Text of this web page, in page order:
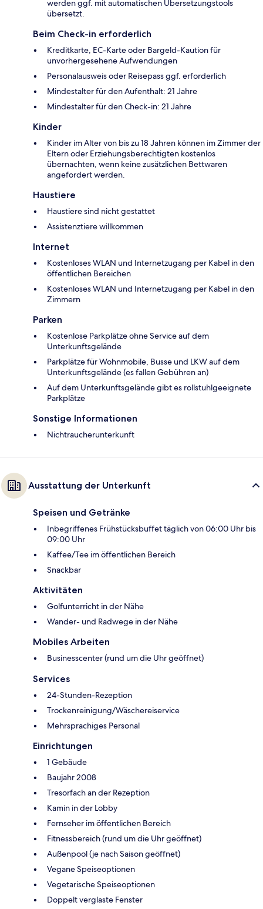
werden ggf. mit automatischen Übersetzungstools
übersetzt.
Beim Check-in erforderlich
Kreditkarte, EC-Karte oder Bargeld-Kaution für
unvorhergesehene Aufwendungen
Personalausweis oder Reisepass ggf. erforderlich
Mindestalter für den Aufenthalt: 21 Jahre
Mindestalter für den Check-in: 21 Jahre
Kinder
Kinder im Alter von bis zu 18 Jahren können im Zimmer der
Eltern oder Erziehungsberechtigten kostenlos
übernachten, wenn keine zusätzlichen Bettwaren
angefordert werden.
Haustiere
Haustiere sind nicht gestattet
Assistenztiere willkommen
Internet
Kostenloses WLAN und Internetzugang per Kabel in den
öffentlichen Bereichen
Kostenloses WLAN und Internetzugang per Kabel in den
Zimmern
Parken
Kostenlose Parkplätze ohne Service auf dem
Unterkunftsgelände
Parkplätze für Wohnmobile, Busse und LKW auf dem
Unterkunftsgelände (es fallen Gebühren an)
Auf dem Unterkunftsgelände gibt es rollstuhlgeeignete
Parkplätze
Sonstige Informationen
Nichtraucherunterkunft
Ausstattung der Unterkunft
Speisen und Getränke
Inbegriffenes Frühstücksbuffet täglich von 06:00 Uhr bis
09:00 Uhr
Kaffee/Tee im öffentlichen Bereich
Snackbar
Aktivitäten
Golfunterricht in der Nähe
Wander- und Radwege in der Nähe
Mobiles Arbeiten
Businesscenter (rund um die Uhr geöffnet)
Services
24-Stunden-Rezeption
Trockenreinigung/Wäschereiservice
Mehrsprachiges Personal
Einrichtungen
1 Gebäude
Baujahr 2008
Tresorfach an der Rezeption
Kamin in der Lobby
Fernseher im öffentlichen Bereich
Fitnessbereich (rund um die Uhr geöffnet)
Außenpool (je nach Saison geöffnet)
Vegane Speiseoptionen
Vegetarische Speiseoptionen
Doppelt verglaste Fenster